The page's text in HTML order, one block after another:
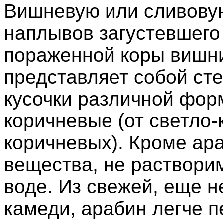
Вишневую или
наплывов
пораженной коры
представляет собой
кусочки различной
коричневые (от
коричневых). Кроме
вещества, не
воде. Из свежей, еще
камеди, арабин легче